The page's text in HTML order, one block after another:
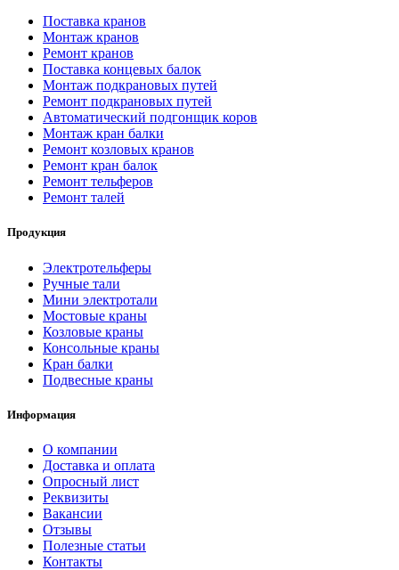
Поставка кранов
Монтаж кранов
Ремонт кранов
Поставка концевых балок
Монтаж подкрановых путей
Ремонт подкрановых путей
Автоматический подгонщик коров
Монтаж кран балки
Ремонт козловых кранов
Ремонт кран балок
Ремонт тельферов
Ремонт талей
Продукция
Электротельферы
Ручные тали
Мини электротали
Мостовые краны
Козловые краны
Консольные краны
Кран балки
Подвесные краны
Информация
О компании
Доставка и оплата
Опросный лист
Реквизиты
Вакансии
Отзывы
Полезные статьи
Контакты